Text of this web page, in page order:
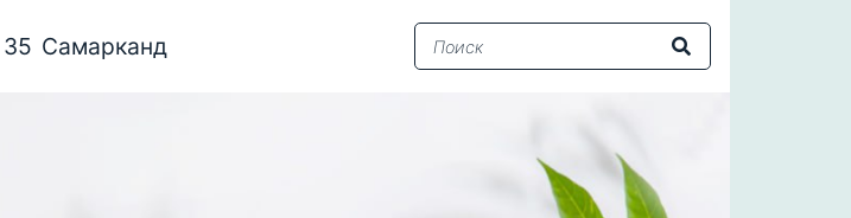
35 Самарканд